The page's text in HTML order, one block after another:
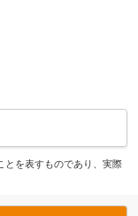
を表すものであり、実際